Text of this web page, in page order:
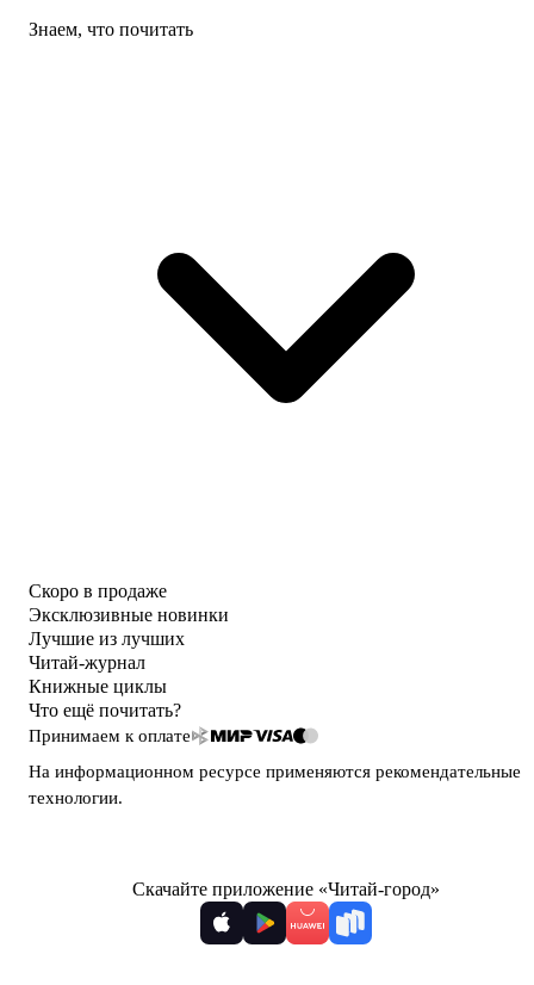
Знаем, что почитать
Скоро в продаже
Эксклюзивные новинки
Лучшие из лучших
Читай-журнал
Книжные циклы
Что ещё почитать?
Принимаем к оплате
На информационном ресурсе применяются рекомендательные
технологии.
Скачайте приложение «Читай-город»